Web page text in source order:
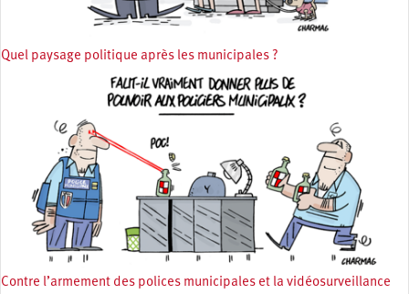
Quel paysage politique après les municipales ?
Contre l’armement des polices municipales et la vidéosurveillance